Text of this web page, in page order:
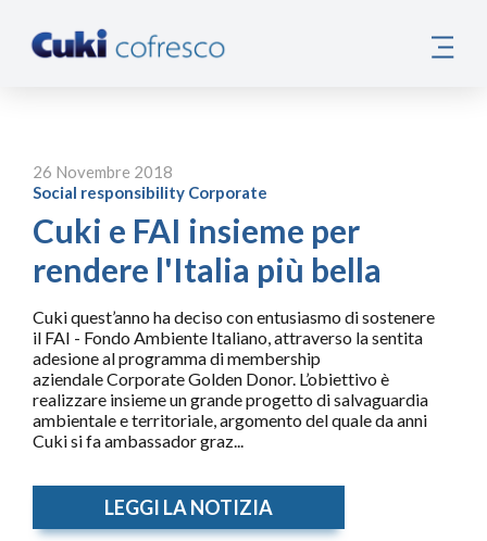
26 Novembre 2018
Social responsibility Corporate
Cuki e FAI insieme per
rendere l'Italia più bella
Cuki quest’anno ha deciso con entusiasmo di sostenere
il FAI - Fondo Ambiente Italiano, attraverso la sentita
adesione al programma di membership
aziendale Corporate Golden Donor. L’obiettivo è
realizzare insieme un grande progetto di salvaguardia
ambientale e territoriale, argomento del quale da anni
Cuki si fa ambassador graz...
LEGGI LA NOTIZIA